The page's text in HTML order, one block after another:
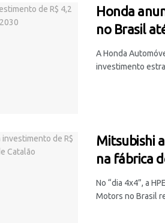
Honda
no Brasil
A Honda
investimento
Mitsubishi
na fábrica
No “dia 4x4”, a
Motors no Brasil